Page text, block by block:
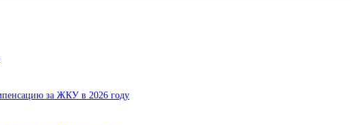
за ЖКУ в 2026 году